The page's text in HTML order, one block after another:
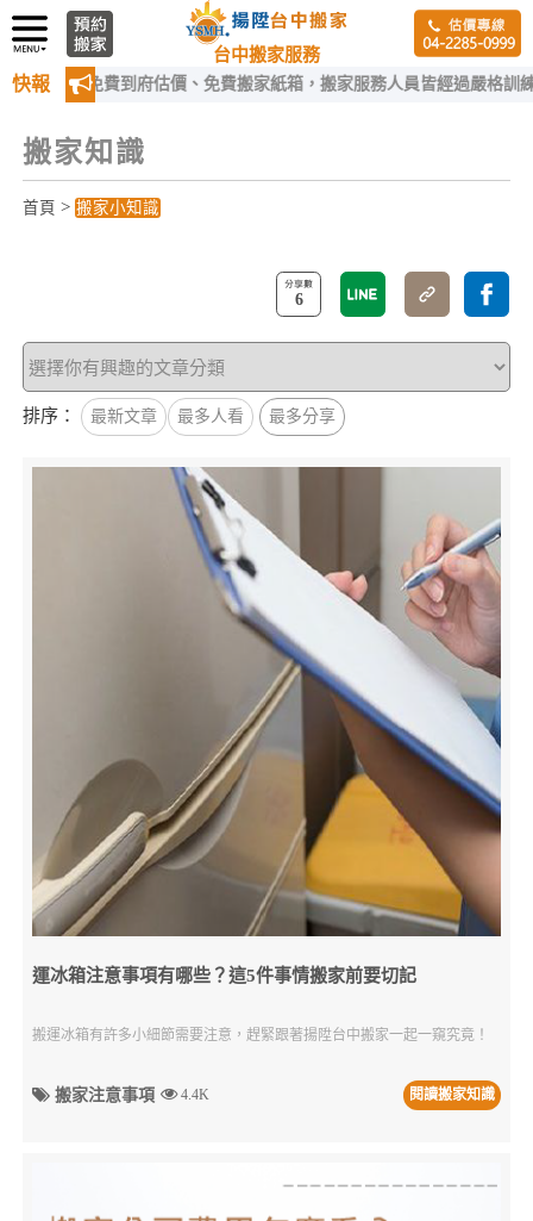
台中搬家服務
快報
到府估價、免費搬家紙箱，搬家服務人員皆經過嚴格訓練！
搬家知識
首頁 > 搬家小知識
6
排序： 最新文章 最多人看 最多分享
運冰箱注意事項有哪些？這5件事情搬家前要切記
搬運冰箱有許多小細節需要注意，趕緊跟著揚陞台中搬家一起一窺究竟！
搬家注意事項 4.4K 閱讀搬家知識